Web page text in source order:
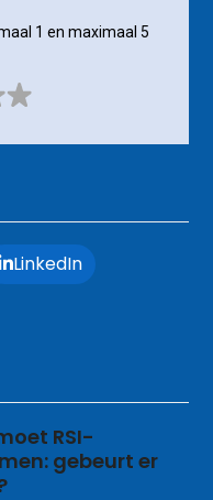
1 en maximaal 5
LinkedIn
RSI-
gebeurt er